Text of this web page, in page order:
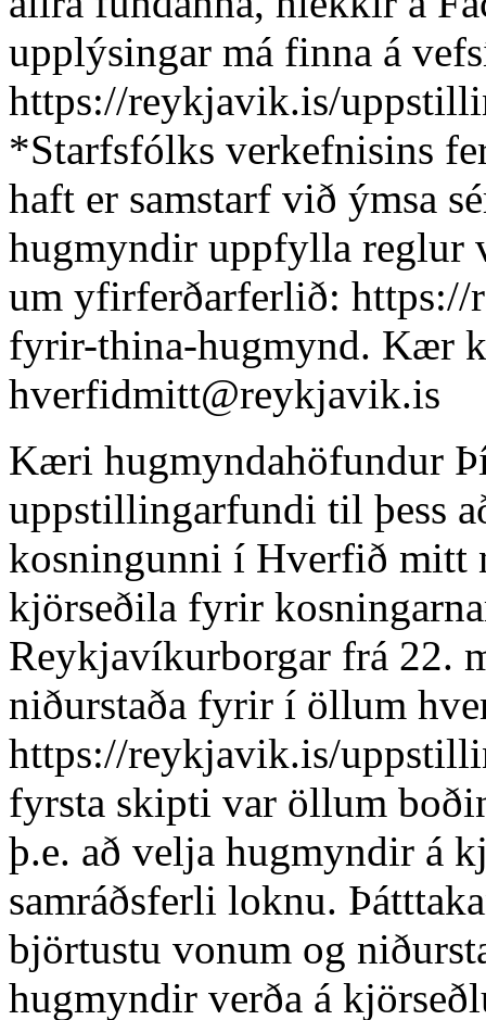
upplýsingar má finna á
https://reykjavik.is/
*Starfsfólks verkefnisins
haft er samstarf við ýmsa
hugmyndir uppfylla reglur
um yfirferðarferlið:
fyrir-thina-hugmynd. Kær
hverfidmitt@reykjavik.is
Kæri hugmyndahöfundur
uppstillingarfundi til þess
kosningunni í Hverfið mitt
kjörseðila fyrir
Reykjavíkurborgar frá 22.
niðurstaða fyrir í öllum
https://reykjavik.is/
fyrsta skipti var öllum
þ.e. að velja hugmyndir á
samráðsferli loknu.
björtustu vonum og
hugmyndir verða á